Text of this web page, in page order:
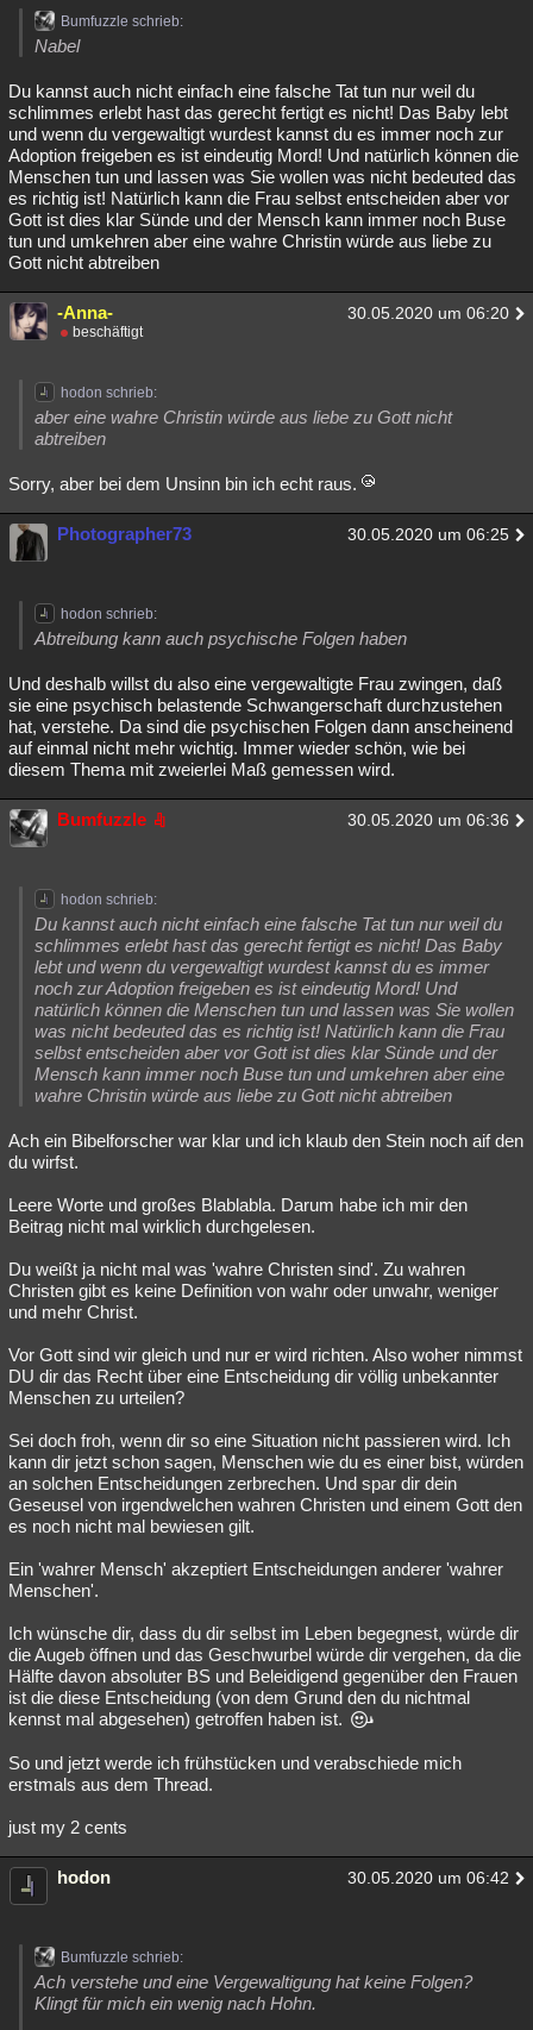
Bumfuzzle schrieb:
Nabel
Du kannst auch nicht einfach eine falsche Tat tun nur weil du
schlimmes erlebt hast das gerecht fertigt es nicht! Das Baby lebt
und wenn du vergewaltigt wurdest kannst du es immer noch zur
Adoption freigeben es ist eindeutig Mord! Und natürlich können die
Menschen tun und lassen was Sie wollen was nicht bedeuted das
es richtig ist! Natürlich kann die Frau selbst entscheiden aber vor
Gott ist dies klar Sünde und der Mensch kann immer noch Buse
tun und umkehren aber eine wahre Christin würde aus liebe zu
Gott nicht abtreiben
-Anna- 30.05.2020 um 06:20
beschäftigt
hodon schrieb:
aber eine wahre Christin würde aus liebe zu Gott nicht
abtreiben
Sorry, aber bei dem Unsinn bin ich echt raus.
Photographer73 30.05.2020 um 06:25
hodon schrieb:
Abtreibung kann auch psychische Folgen haben
Und deshalb willst du also eine vergewaltigte Frau zwingen, daß
sie eine psychisch belastende Schwangerschaft durchzustehen
hat, verstehe. Da sind die psychischen Folgen dann anscheinend
auf einmal nicht mehr wichtig. Immer wieder schön, wie bei
diesem Thema mit zweierlei Maß gemessen wird.
Bumfuzzle 30.05.2020 um 06:36
hodon schrieb:
Du kannst auch nicht einfach eine falsche Tat tun nur weil du
schlimmes erlebt hast das gerecht fertigt es nicht! Das Baby
lebt und wenn du vergewaltigt wurdest kannst du es immer
noch zur Adoption freigeben es ist eindeutig Mord! Und
natürlich können die Menschen tun und lassen was Sie wollen
was nicht bedeuted das es richtig ist! Natürlich kann die Frau
selbst entscheiden aber vor Gott ist dies klar Sünde und der
Mensch kann immer noch Buse tun und umkehren aber eine
wahre Christin würde aus liebe zu Gott nicht abtreiben
Ach ein Bibelforscher war klar und ich klaub den Stein noch aif den
du wirfst.
Leere Worte und großes Blablabla. Darum habe ich mir den
Beitrag nicht mal wirklich durchgelesen.
Du weißt ja nicht mal was 'wahre Christen sind'. Zu wahren
Christen gibt es keine Definition von wahr oder unwahr, weniger
und mehr Christ.
Vor Gott sind wir gleich und nur er wird richten. Also woher nimmst
DU dir das Recht über eine Entscheidung dir völlig unbekannter
Menschen zu urteilen?
Sei doch froh, wenn dir so eine Situation nicht passieren wird. Ich
kann dir jetzt schon sagen, Menschen wie du es einer bist, würden
an solchen Entscheidungen zerbrechen. Und spar dir dein
Geseusel von irgendwelchen wahren Christen und einem Gott den
es noch nicht mal bewiesen gilt.
Ein 'wahrer Mensch' akzeptiert Entscheidungen anderer 'wahrer
Menschen'.
Ich wünsche dir, dass du dir selbst im Leben begegnest, würde dir
die Augeb öffnen und das Geschwurbel würde dir vergehen, da die
Hälfte davon absoluter BS und Beleidigend gegenüber den Frauen
ist die diese Entscheidung (von dem Grund den du nichtmal
kennst mal abgesehen) getroffen haben ist.
So und jetzt werde ich frühstücken und verabschiede mich
erstmals aus dem Thread.
just my 2 cents
hodon 30.05.2020 um 06:42
Bumfuzzle schrieb:
Ach verstehe und eine Vergewaltigung hat keine Folgen?
Klingt für mich ein wenig nach Hohn.